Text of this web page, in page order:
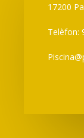
17200
Telèfon: